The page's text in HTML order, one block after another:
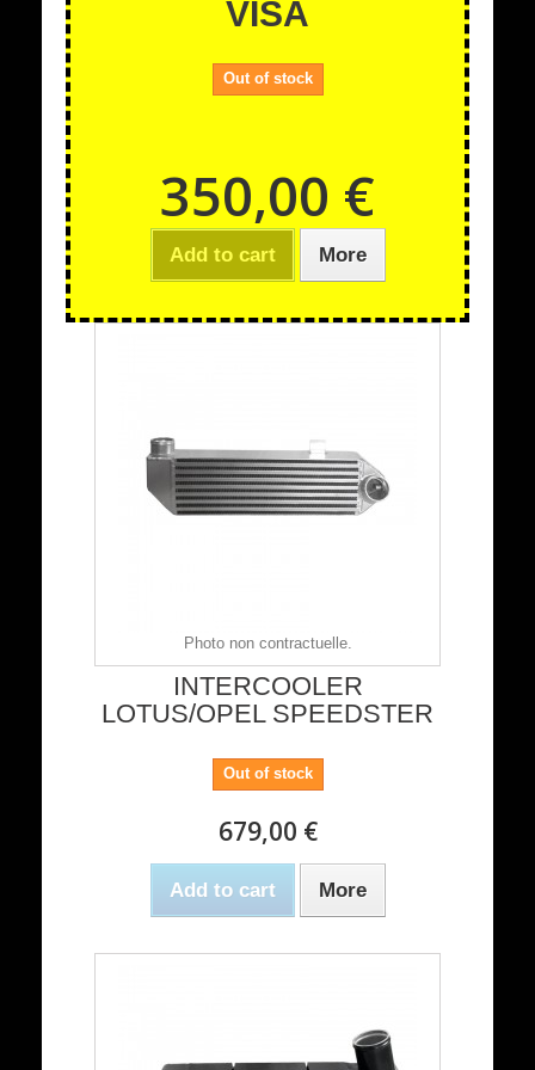
VISA
Out of stock
350,00 €
Add to cart More
Photo non contractuelle.
INTERCOOLER
LOTUS/OPEL SPEEDSTER
Out of stock
679,00 €
Add to cart More